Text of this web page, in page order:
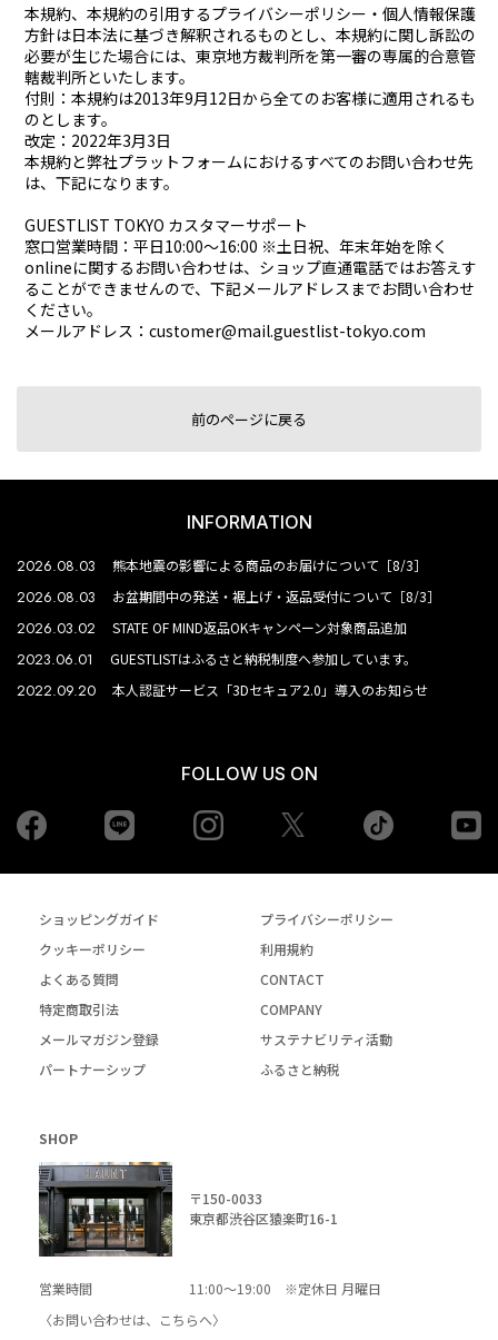
本規約、本規約の引用するプライバシーポリシー・個人情報保護
方針は日本法に基づき解釈されるものとし、本規約に関し訴訟の
必要が生じた場合には、東京地方裁判所を第一審の専属的合意管
轄裁判所といたします。
付則：本規約は2013年9月12日から全てのお客様に適用されるも
のとします。
改定：2022年3月3日
本規約と弊社プラットフォームにおけるすべてのお問い合わせ先
は、下記になります。
GUESTLIST TOKYO カスタマーサポート
窓口営業時間：平日10:00～16:00 ※土日祝、年末年始を除く
onlineに関するお問い合わせは、ショップ直通電話ではお答えす
ることができませんので、下記メールアドレスまでお問い合わせ
ください。
メールアドレス：customer@mail.guestlist-tokyo.com
前のページに戻る
INFORMATION
2026.08.03 熊本地震の影響による商品のお届けについて［8/3］
2026.08.03 お盆期間中の発送・裾上げ・返品受付について［8/3］
2026.03.02 STATE OF MIND返品OKキャンペーン対象商品追加
2023.06.01 GUESTLISTはふるさと納税制度へ参加しています。
2022.09.20 本人認証サービス「3Dセキュア2.0」導入のお知らせ
FOLLOW US ON
Facebook Instagram tiktok
ショッピングガイド
プライバシーポリシー
クッキーポリシー
利用規約
よくある質問
CONTACT
特定商取引法
COMPANY
メールマガジン登録
サステナビリティ活動
パートナーシップ
ふるさと納税
SHOP
〒150-0033
東京都渋谷区猿楽町16-1
営業時間
11:00～19:00 ※定休日 月曜日
〈お問い合わせは、
こちらへ〉